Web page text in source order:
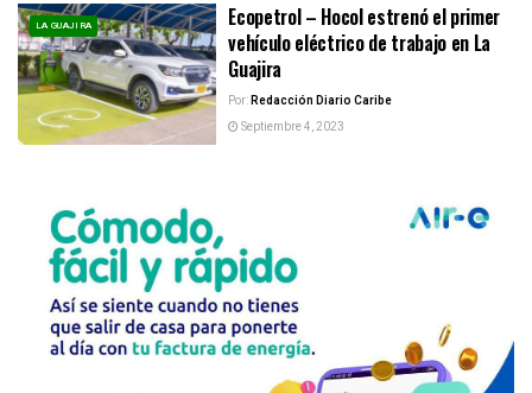
LA GUAJIRA
Ecopetrol – Hocol estrenó el primer
vehículo eléctrico de trabajo en La
Guajira
Por:Redacción Diario Caribe
Septiembre 4, 2023